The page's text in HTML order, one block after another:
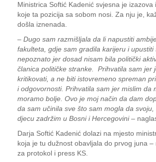
Ministrica Softić Kadenić svjesna je izazova
koje ta pozicija sa sobom nosi. Za nju je,
došla iznenada.
– Dugo sam razmišljala da li napustiti
fakulteta, gdje sam gradila karijeru i
nepoznato jer dosad nisam bila politički
članica političke stranke.
Prihvatila sam jer
kritikovati, a ne biti istovremeno spreman
i odgovornosti. Prihvatila sam jer mislim da
moramo bolje. Ovo je moj način da dam
da sam učinila sve što sam mogla da
djecu zadržim u Bosni i Hercegovini–
Darja Softić Kadenić dolazi na mjesto
koja je tu dužnost obavljala do prvog juna –
za protokol i press KS.